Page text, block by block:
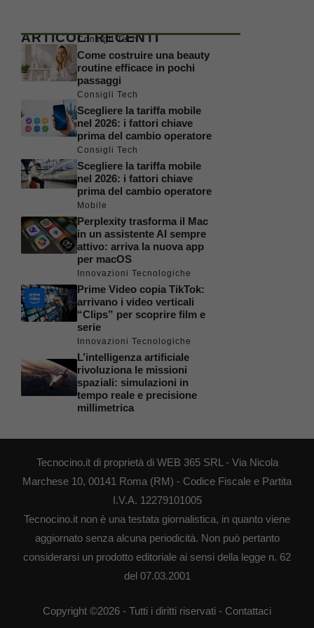
ARTICOLI RECENTI
Consigli Tech
Come costruire una beauty
routine efficace in pochi
passaggi
Consigli Tech
Scegliere la tariffa mobile
nel 2026: i fattori chiave
prima del cambio operatore
Consigli Tech
Scegliere la tariffa mobile
nel 2026: i fattori chiave
prima del cambio operatore
Mobile
Perplexity trasforma il Mac
in un assistente AI sempre
attivo: arriva la nuova app
per macOS
Innovazioni Tecnologiche
Prime Video copia TikTok:
arrivano i video verticali
“Clips” per scoprire film e
serie
Innovazioni Tecnologiche
L’intelligenza artificiale
rivoluziona le missioni
spaziali: simulazioni in
tempo reale e precisione
millimetrica
Tecnocino.it di proprietà di WEB 365 SRL - Via Nicola
Marchese 10, 00141 Roma (RM) - Codice Fiscale e Partita
I.V.A. 12279101005
Tecnocino.it non è una testata giornalistica, in quanto viene
aggiornato senza alcuna periodicità. Non può pertanto
considerarsi un prodotto editoriale ai sensi della legge n. 62
del 07.03.2001
Copyright ©2026 - Tutti i diritti riservati - Contattaci